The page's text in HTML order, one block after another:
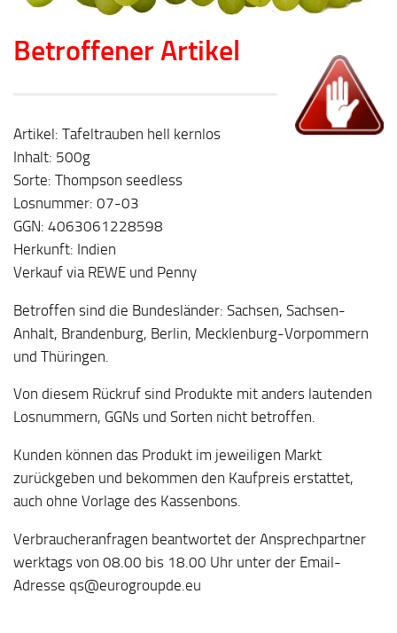
Betroffener Artikel
Artikel: Tafeltrauben hell kernlos
Inhalt: 500g
Sorte: Thompson seedless
Losnummer: 07-03
GGN: 4063061228598
Herkunft: Indien
Verkauf via REWE und Penny
Betroffen sind die Bundesländer: Sachsen, Sachsen-
Anhalt, Brandenburg, Berlin, Mecklenburg-Vorpommern
und Thüringen.
Von diesem Rückruf sind Produkte mit anders lautenden
Losnummern, GGNs und Sorten nicht betroffen.
Kunden können das Produkt im jeweiligen Markt
zurückgeben und bekommen den Kaufpreis erstattet,
auch ohne Vorlage des Kassenbons.
Verbraucheranfragen beantwortet der Ansprechpartner
werktags von 08.00 bis 18.00 Uhr unter der Email-
Adresse qs@eurogroupde.eu